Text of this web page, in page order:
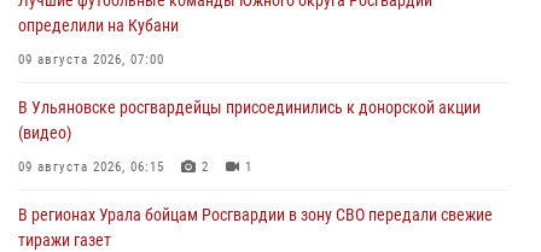
определили на Кубани
09 августа 2026, 07:00
В Ульяновске росгвардейцы присоединились к донорской акции
(видео)
09 августа 2026, 06:15 2 1
В регионах Урала бойцам Росгвардии в зону СВО передали свежие
тиражи газет